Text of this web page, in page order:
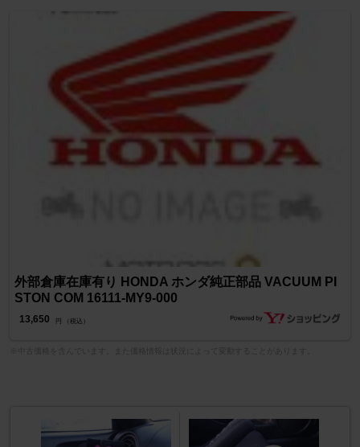
外部倉庫在庫有り HONDA ホンダ純正部品 VACUUM PI
STON COM 16111-MY9-000
13,650 円 （税込）